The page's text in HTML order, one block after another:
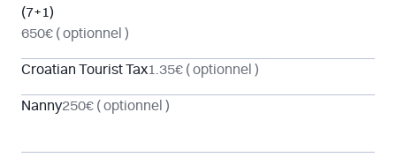
(7+1)
650€ ( optionnel )
Croatian Tourist Tax1.35€ ( optionnel )
Nanny250€ ( optionnel )